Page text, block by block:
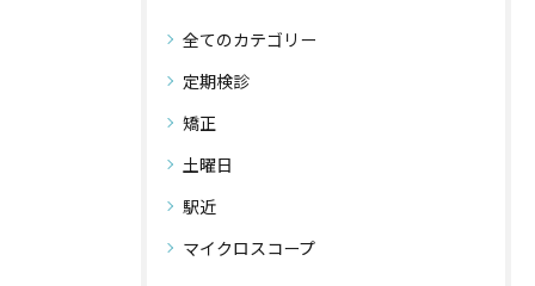
全てのカテゴリー
定期検診
矯正
土曜日
駅近
マイクロスコープ